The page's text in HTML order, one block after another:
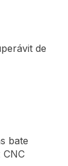
de
bate
CNC